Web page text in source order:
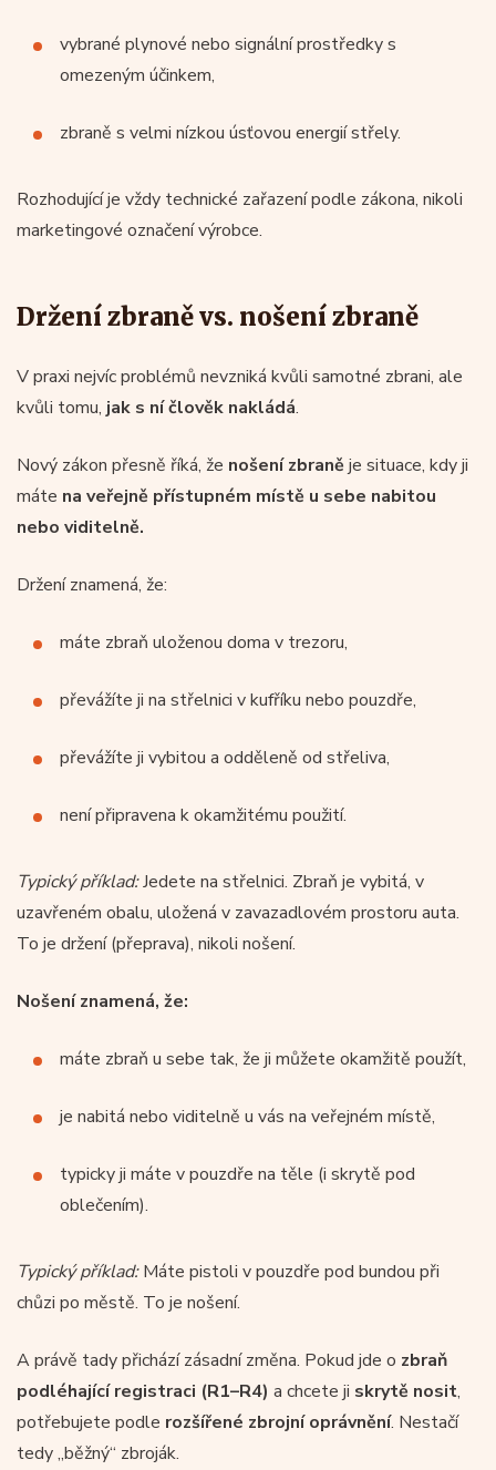
vybrané plynové nebo signální prostředky s
omezeným účinkem,
zbraně s velmi nízkou úsťovou energií střely.
Rozhodující je vždy technické zařazení podle zákona, nikoli
marketingové označení výrobce.
Držení zbraně vs. nošení zbraně
V praxi nejvíc problémů nevzniká kvůli samotné zbrani, ale
kvůli tomu, jak s ní člověk nakládá.
Nový zákon přesně říká, že nošení zbraně je situace, kdy ji
máte na veřejně přístupném místě u sebe nabitou
nebo viditelně.
Držení znamená, že:
máte zbraň uloženou doma v trezoru,
převážíte ji na střelnici v kufříku nebo pouzdře,
převážíte ji vybitou a odděleně od střeliva,
není připravena k okamžitému použití.
Typický příklad:Jedete na střelnici. Zbraň je vybitá, v
uzavřeném obalu, uložená v zavazadlovém prostoru auta.
To je držení (přeprava), nikoli nošení.
Nošení znamená, že:
máte zbraň u sebe tak, že ji můžete okamžitě použít,
je nabitá nebo viditelně u vás na veřejném místě,
typicky ji máte v pouzdře na těle (i skrytě pod
oblečením).
Typický příklad:Máte pistoli v pouzdře pod bundou při
chůzi po městě. To je nošení.
A právě tady přichází zásadní změna. Pokud jde o zbraň
podléhající registraci (R1–R4) a chcete ji skrytě nosit,
potřebujete podle rozšířené zbrojní oprávnění. Nestačí
tedy „běžný“ zbroják.